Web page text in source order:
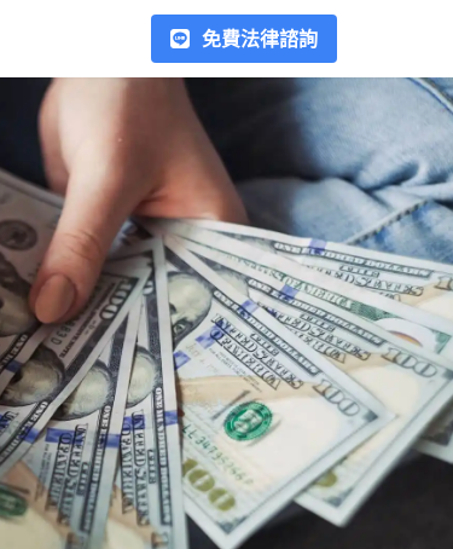
勞資爭議
在台灣的勞資爭議常見種類包
括：加班費、薪水、資遣、契約
糾紛、派遣勞工糾紛、競業禁止
條款等，在處理勞資糾紛時，最
重要的是雙方應留存相關證據，
例如加班紀錄、工作日誌、薪資
結算單、離職證明等文件，以利
解決後續的爭議。在這個區塊我
們會以專文解釋處理方式，幫助
您以正確的方式處理勞資糾紛。
欠錢不還
當借錢給他人時，若沒有簽署任
何書面協議，如簽借據或本票，
是否代表就失去追回借款的權
利？在這裡，我們將介紹如何運
用法律手段，例如支付命令、本
票裁定、假扣押、強制執行，以
及相關民事訴訟程序，來合法地
合作律師
合作律師超過70位，以專業的角
免費法律諮詢